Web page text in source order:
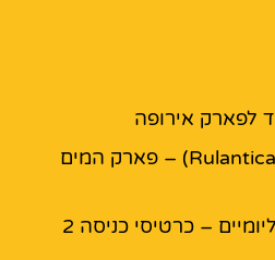
לפארק אירופה
כרטיסים לרולנטיקה (Rulantica) – פארק המים
פארק אירופה כרטיס ליומיים – כרטיסי כניסה 2